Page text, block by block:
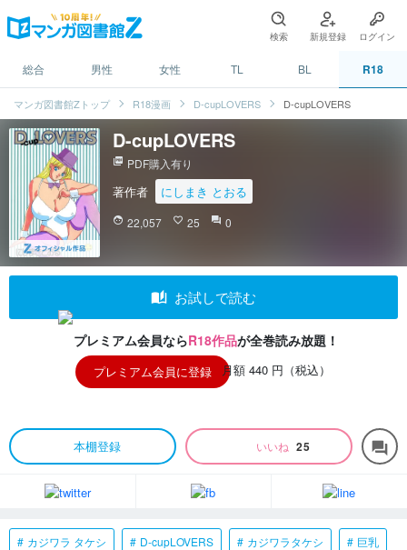
検索 新規登録 ログイン
総合 男性 女性 TL BL R18
マンガ図書館Zトップ R18漫画 D-cupLOVERS D-cupLOVERS
D-cupLOVERS
picture_as_pdf PDF購入有り
著作者 にしまき とおる
face 22,057 favorite_border 25 question_answer 0
auto_stories お試しで読む
プレミアム会員ならR18作品が全巻読み放題！
プレミアム会員に登録 月額 440 円（税込）
本棚登録 いいね 25 forum
カジワラ タケシ D-cupLOVERS カジワラタケシ 巨乳